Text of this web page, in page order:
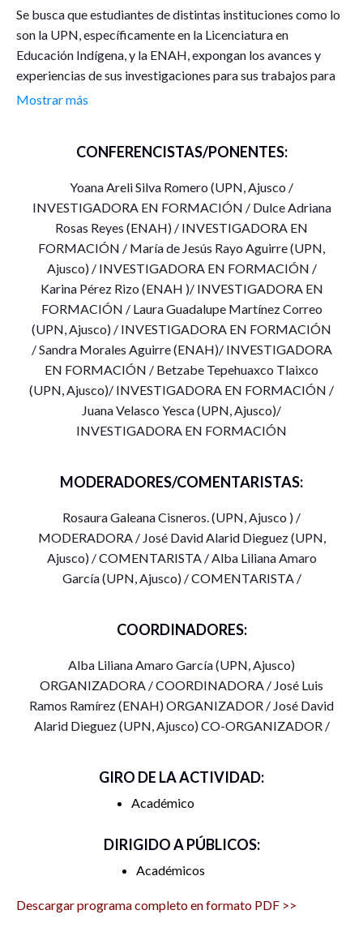
Se busca que estudiantes de distintas instituciones como lo
son la UPN, específicamente en la Licenciatura en
Educación Indígena, y la ENAH, expongan los avances y
experiencias de sus investigaciones para sus trabajos para
titulación, mismos que ya muestran un avance sustancial.
acompañamientos en sus investigaciones, dan la posibilidad
experiencia mucho más integral en sus procesos formativos.
Cabe mencionar que la dinámica radicará en la exposición
de 10 y 15 mín, según sea el caso, por cada alumna, para
posteriormente pasar a una sección de preguntas por parte
del público asistente y las alumnas mismas, incluso, por sus
propios asesores. Habrá una moderadora que irá dirigiendo
la sesión y/o la temática a las participantes. Participarán en
el debate estudiantes y académicos.
Consideramos que el intercambio interinstitucional es muy
relevante para los avances abiertos en la formación de las
nuevas investigadoras.
Mostrar más
CONFERENCISTAS/PONENTES:
Yoana Areli Silva Romero (UPN, Ajusco /
INVESTIGADORA EN FORMACIÓN / Dulce Adriana
Rosas Reyes (ENAH) / INVESTIGADORA EN
FORMACIÓN / María de Jesús Rayo Aguirre (UPN,
Ajusco) / INVESTIGADORA EN FORMACIÓN /
Karina Pérez Rizo (ENAH )/ INVESTIGADORA EN
FORMACIÓN / Laura Guadalupe Martínez Correo
(UPN, Ajusco) / INVESTIGADORA EN FORMACIÓN
/ Sandra Morales Aguirre (ENAH)/ INVESTIGADORA
EN FORMACIÓN / Betzabe Tepehuaxco Tlaixco
(UPN, Ajusco)/ INVESTIGADORA EN FORMACIÓN /
Juana Velasco Yesca (UPN, Ajusco)/
INVESTIGADORA EN FORMACIÓN
MODERADORES/COMENTARISTAS:
Rosaura Galeana Cisneros. (UPN, Ajusco ) /
MODERADORA / José David Alarid Dieguez (UPN,
Ajusco) / COMENTARISTA / Alba Liliana Amaro
García (UPN, Ajusco) / COMENTARISTA /
COORDINADORES:
Alba Liliana Amaro García (UPN, Ajusco)
ORGANIZADORA / COORDINADORA / José Luis
Ramos Ramírez (ENAH) ORGANIZADOR / José David
Alarid Dieguez (UPN, Ajusco) CO-ORGANIZADOR /
GIRO DE LA ACTIVIDAD:
Académico
DIRIGIDO A PÚBLICOS:
Académicos
Descargar programa completo en formato PDF >>